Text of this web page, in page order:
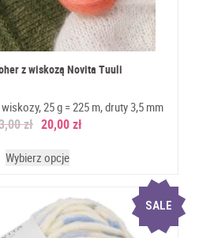
z wiskozą Novita Tuuli
25 g = 225 m, druty 3,5 mm
zł 20,00zł
Wybierz opcje
SALE